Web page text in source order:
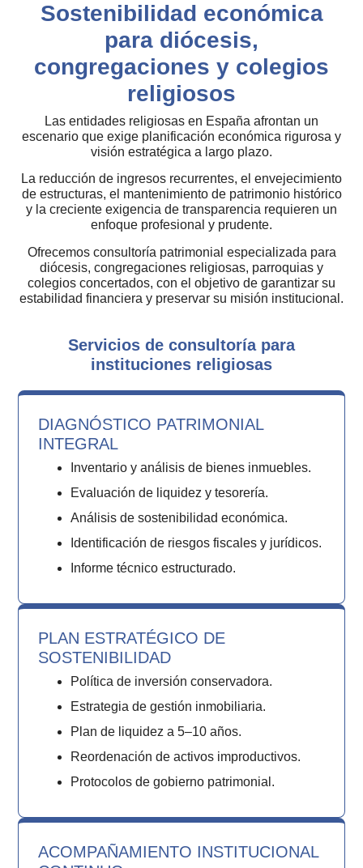
Sostenibilidad económica
para diócesis,
congregaciones y colegios
religiosos
Las entidades religiosas en España afrontan un
escenario que exige planificación económica rigurosa y
visión estratégica a largo plazo.
La reducción de ingresos recurrentes, el envejecimiento
de estructuras, el mantenimiento de patrimonio histórico
y la creciente exigencia de transparencia requieren un
enfoque profesional y prudente.
Ofrecemos consultoría patrimonial especializada para
diócesis, congregaciones religiosas, parroquias y
colegios concertados, con el objetivo de garantizar su
estabilidad financiera y preservar su misión institucional.
Servicios de consultoría para
instituciones religiosas
DIAGNÓSTICO PATRIMONIAL
INTEGRAL
Inventario y análisis de bienes inmuebles.
Evaluación de liquidez y tesorería.
Análisis de sostenibilidad económica.
Identificación de riesgos fiscales y jurídicos.
Informe técnico estructurado.
PLAN ESTRATÉGICO DE
SOSTENIBILIDAD
Política de inversión conservadora.
Estrategia de gestión inmobiliaria.
Plan de liquidez a 5–10 años.
Reordenación de activos improductivos.
Protocolos de gobierno patrimonial.
ACOMPAÑAMIENTO INSTITUCIONAL